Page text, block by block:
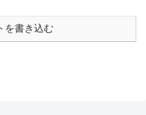
を書き込む